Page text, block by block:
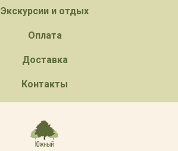
Экскурсии и отдых
Оплата
Доставка
Контакты